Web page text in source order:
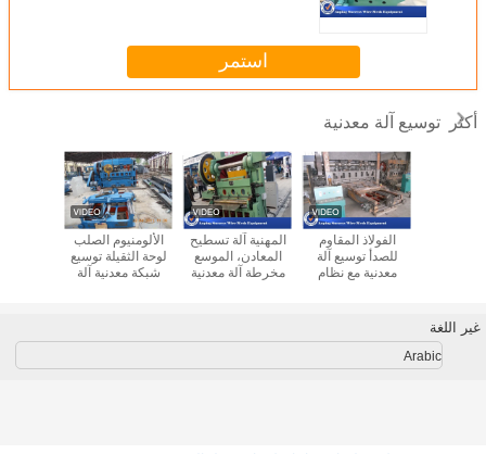
استمر
أكثر توسيع آلة معدنية
الألومنيوم الصلب
لوحة الثقيلة توسيع
شبكة معدنية آلة
المهنية آلة تسطيح
المعادن، الموسع
مخرطة آلة معدنية
الفولاذ المقاوم
للصدأ توسيع آلة
معدنية مع نظام
غير اللغة
Arabic